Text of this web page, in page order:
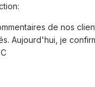
de nos
Aujourd'hui, je